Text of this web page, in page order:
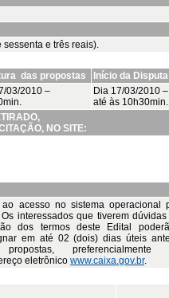
sessenta e três reais).
das propostas
Início da Disputa
03/2010 –
Dia 17/03/2010
até às 10h30min.
NO SITE:
acesso no sistema operacional
interessados que tiverem dúvidas
dos termos deste Edital
em até 02 (dois) dias úteis
eletrônico www.caixa.gov.br.